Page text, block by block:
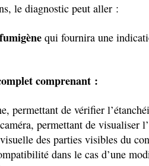
le diagnostic peut aller :
qui fournira une
comprenant :
permettant de vérifier
permettant de visualiser
des parties visibles du
dans le cas d’une